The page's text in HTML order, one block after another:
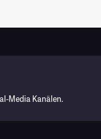
Media Kanälen.